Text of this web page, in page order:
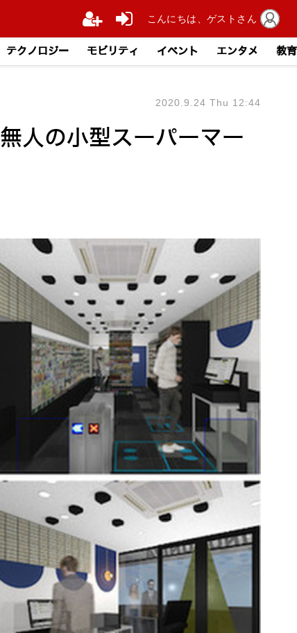
テクノロジー モビリティ イベント エンタメ 教育
人の小型スーパーマー
2020.9.24 Thu 12:44
こんにちは、ゲストさん